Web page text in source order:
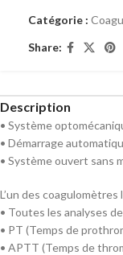
Catégorie :
Share:
Description
• Système
• Démarrage
• Système ouvert sans
L’un des coagulomètres
• Toutes les analyses
• PT (Temps de
• APTT (Temps de